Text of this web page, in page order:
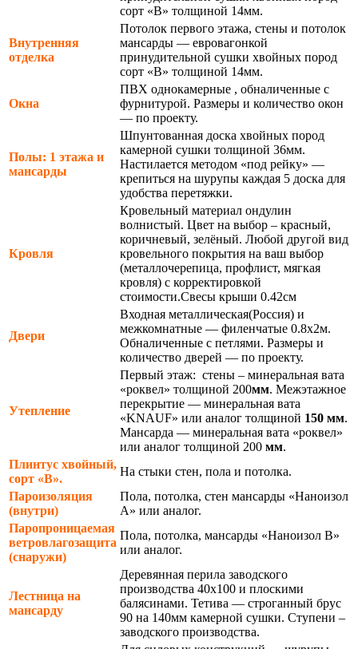
сорт «В» толщиной 14мм.
Внутренняя
отделка
Потолок первого этажа, стены и потолок
мансарды — евровагонкой
принудительной сушки хвойных пород
сорт «В» толщиной 14мм.
Окна
ПВХ однокамерные , обналиченные с
фурнитурой. Размеры и количество окон
— по проекту.
Полы: 1 этажа и
мансарды
Шпунтованная доска хвойных пород
камерной сушки толщиной 36мм.
Настилается методом «под рейку» —
крепиться на шурупы каждая 5 доска для
удобства перетяжки.
Кровля
Кровельный материал ондулин
волнистый. Цвет на выбор – красный,
коричневый, зелёный. Любой другой вид
кровельного покрытия на ваш выбор
(металлочерепица, профлист, мягкая
кровля) с корректировкой
стоимости.Свесы крыши 0.42см
Двери
Входная металлическая(Россия) и
межкомнатные — филенчатые 0.8х2м.
Обналиченные с петлями. Размеры и
количество дверей — по проекту.
Утепление
Первый этаж: стены – минеральная вата
«роквел» толщиной 200мм. Межэтажное
перекрытие — минеральная вата
«KNAUF» или аналог толщиной 150 мм.
Мансарда — минеральная вата «роквел»
или аналог толщиной 200 мм.
Плинтус хвойный,
сорт «В».
На стыки стен, пола и потолка.
Пароизоляция
(внутри)
Пола, потолка, стен мансарды «Наноизол
А» или аналог.
Паропроницаемая
ветровлагозащита
(снаружи)
Пола, потолка, мансарды «Наноизол В»
или аналог.
Лестница на
мансарду
Деревянная перила заводского
производства 40х100 и плоскими
балясинами. Тетива — строганный брус
90 на 140мм камерной сушки. Ступени –
заводского производства.